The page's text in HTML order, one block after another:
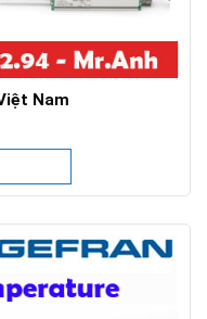
Nam